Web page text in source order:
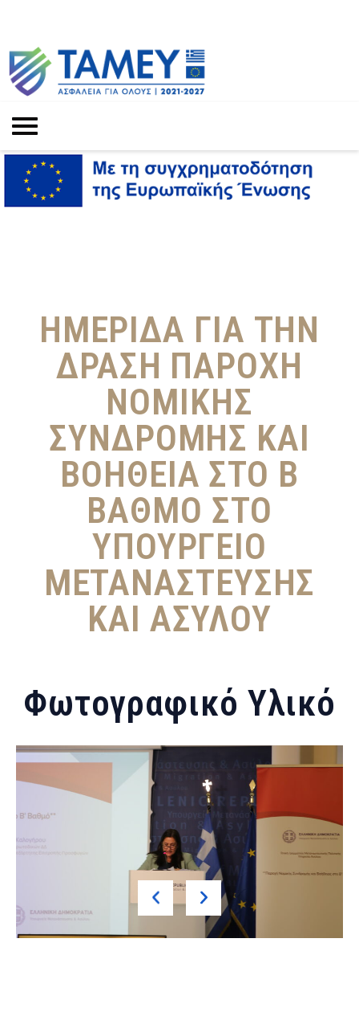
ΗΜΕΡΙΔΑ ΓΙΑ ΤΗΝ
ΔΡΑΣΗ ΠΑΡΟΧΗ
ΝΟΜΙΚΗΣ
ΣΥΝΔΡΟΜΗΣ ΚΑΙ
ΒΟΗΘΕΙΑ ΣΤΟ Β
ΒΑΘΜΟ ΣΤΟ
ΥΠΟΥΡΓΕΙΟ
ΜΕΤΑΝΑΣΤΕΥΣΗΣ
ΚΑΙ ΑΣΥΛΟΥ
Φωτογραφικό Υλικό